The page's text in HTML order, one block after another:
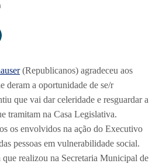
(Republicanos) agradeceu aos
deram a oportunidade de se/r
que vai dar celeridade e resguardar a
tramitam na Casa Legislativa.
os envolvidos na ação do Executivo
pessoas em vulnerabilidade social.
realizou na Secretaria Municipal de